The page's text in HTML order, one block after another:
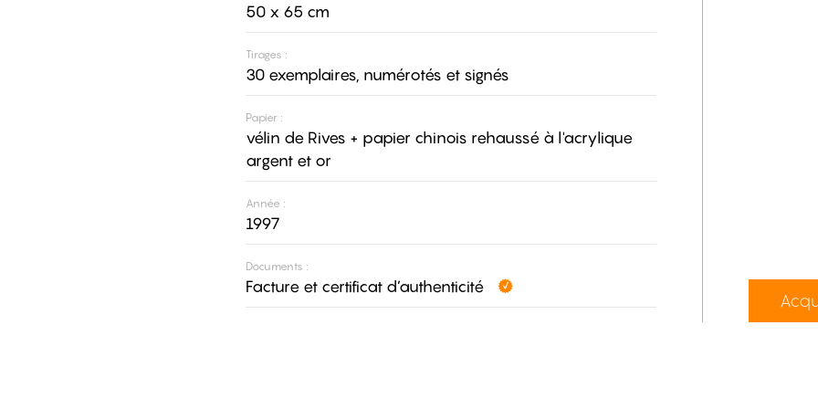
50 x 65 cm
Tirages :
30 exemplaires, numérotés et signés
Papier :
vélin de Rives + papier chinois rehaussé à l'acrylique
argent et or
Année :
1997
Documents :
Facture et certificat d’authenticité